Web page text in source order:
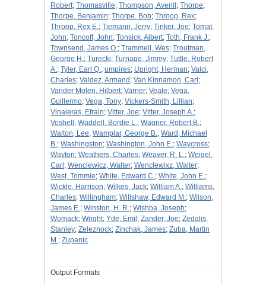
Robert; Thomasville; Thompson, Averill ; Thorpe;
Thorpe, Benjamin; Thorpe, Bob; Throop, Rex;
Throop, Rex E.; Tiemann, Jerry; Tinker, Joe; Tomat,
John; Toncoff, John; Tonsick, Albert; Toth, Frank J.;
Townsend, James O.; Trammell, Wes; Troutman,
George H.; Turecki; Turnage, Jimmy; Tuttle, Robert
A.; Tyler, Earl Q.; umpires; Upright, Herman; Valci,
Charles; Valdez, Armand ; Van Kinnamon, Carl ;
Vander Molen, Hilbert; Varner; Veale; Vega,
Guillermo; Vega, Tony; Vickers-Smith, Lillian;
Vinajeras, Efrain; Vitter, Joe; Vitter, Joseph A.;
Voshell ; Waddell, Bordie L.; Wagner, Robert B.;
Walton, Lee; Wamplar, George B.; Ward, Michael
B.; Washingston; Washington, John E.; Waycross;
Wayton; Weathers, Charles; Weaver, R. L.; Weigel,
Carl ; Wenclewicz, Walter; Wenclewixz, Walter;
West, Tommie; White, Edward C.; White, John E.;
Wickle, Harrison; Wilkes, Jack; William A.; Williams,
Charles; Willingham; Willshaw, Edward M.; Wilson,
James E.; Winston, H. R.; Wishba, Joseph;
Womack; Wright; Yde, Emil ; Zander, Joe; Zedalis,
Stanley; Zeleznock; Zinchak, James; Zuba, Martin
M.; Zupanic
Output Formats